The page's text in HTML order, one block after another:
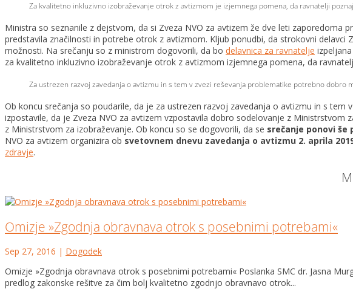
Za kvalitetno inkluzivno izobraževanje otrok z avtizmom je izjemnega pomena, da ravnatelji
Ministra so seznanile z dejstvom, da si Zveza NVO za avtizem že dve leti zaporedoma
predstavila značilnosti in potrebe otrok z avtizmom. Kljub ponudbi, da strokovni delavci
možnosti. Na srečanju so z ministrom dogovorili, da bo delavnica za ravnatelje
za kvalitetno inkluzivno izobraževanje otrok z avtizmom izjemnega pomena, da
Za ustrezen razvoj zavedanja o avtizmu in s tem v zvezi reševanja problematike potrebno dobro
Ob koncu srečanja so poudarile, da je za ustrezen razvoj zavedanja o avtizmu in s
izpostavile, da je Zveza NVO za avtizem vzpostavila dobro sodelovanje z
z Ministrstvom za izobraževanje. Ob koncu so se dogovorili, da se srečanje ponovi
NVO za avtizem organizira ob svetovnem dnevu zavedanja o avtizmu 2. aprila
zdravje.
Omizje »Zgodnja obravnava otrok s posebnimi potrebami«
Sep 27, 2016 | Dogodek
Omizje »Zgodnja obravnava otrok s posebnimi potrebami« Poslanka SMC dr. Jasna
predlog zakonske rešitve za čim bolj kvalitetno zgodnjo obravnavo otrok...